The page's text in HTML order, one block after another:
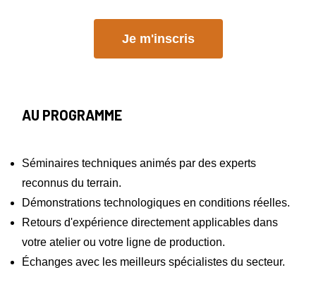
Je m'inscris
AU PROGRAMME
Séminaires techniques animés par des experts
reconnus du terrain.
Démonstrations technologiques en conditions réelles.
Retours d'expérience directement applicables dans
votre atelier ou votre ligne de production.
Échanges avec les meilleurs spécialistes du secteur.